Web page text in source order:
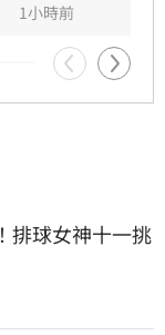
1小時前
排球女神十一挑